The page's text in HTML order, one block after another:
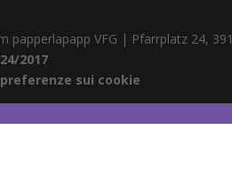
papperlapapp VFG | Pfarrplatz 24,
2017
sui cookie